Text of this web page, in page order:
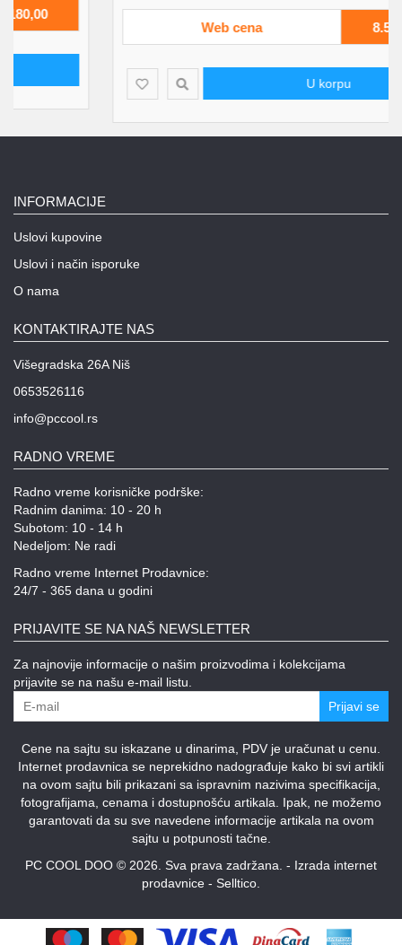
INFORMACIJE
Uslovi kupovine
Uslovi i način isporuke
O nama
KONTAKTIRAJTE NAS
Višegradska 26A Niš
0653526116
info@pccool.rs
RADNO VREME
Radno vreme korisničke podrške:
Radnim danima: 10 - 20 h
Subotom: 10 - 14 h
Nedeljom: Ne radi
Radno vreme Internet Prodavnice:
24/7 - 365 dana u godini
PRIJAVITE SE NA NAŠ NEWSLETTER
Za najnovije informacije o našim proizvodima i kolekcijama
prijavite se na našu e-mail listu.
Prijavi se
Cene na sajtu su iskazane u dinarima, PDV je uračunat u cenu.
Internet prodavnica se neprekidno nadograđuje kako bi svi artikli
na ovom sajtu bili prikazani sa ispravnim nazivima specifikacija,
fotografijama, cenama i dostupnošću artikala. Ipak, ne možemo
garantovati da su sve navedene informacije artikala na ovom
sajtu u potpunosti tačne.
PC COOL DOO © 2026. Sva prava zadržana. - Izrada internet
prodavnice - Selltico.